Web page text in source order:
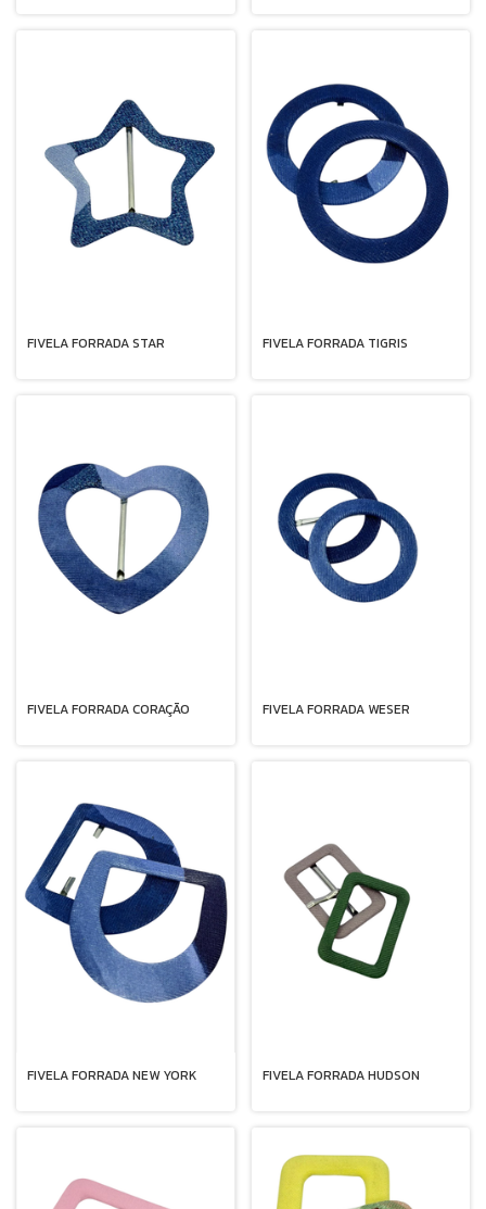
FIVELA FORRADA STAR FIVELA FORRADA TIGRIS
FIVELA FORRADA CORAÇÃO FIVELA FORRADA WESER
FIVELA FORRADA NEW YORK FIVELA FORRADA HUDSON